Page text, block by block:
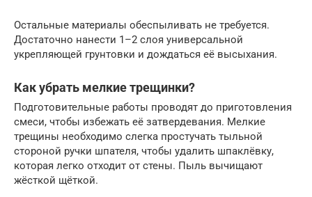
Остальные материалы обеспыливать не требуется.
Достаточно нанести 1–2 слоя универсальной
укрепляющей грунтовки и дождаться её высыхания.
Как убрать мелкие трещинки?
Подготовительные работы проводят до приготовления
смеси, чтобы избежать её затвердевания. Мелкие
трещины необходимо слегка простучать тыльной
стороной ручки шпателя, чтобы удалить шпаклёвку,
которая легко отходит от стены. Пыль вычищают
жёсткой щёткой.